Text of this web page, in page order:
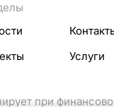
Услуги
при